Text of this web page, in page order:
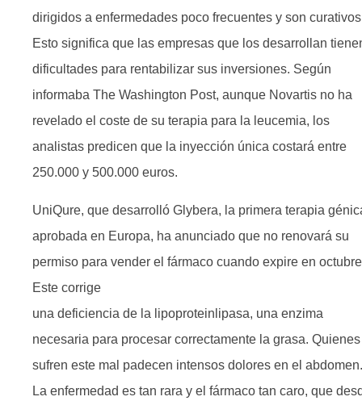
dirigidos a enfermedades poco frecuentes y son
Esto significa que las empresas que los desarrollan
dificultades para rentabilizar sus inversiones. Según
informaba The Washington Post, aunque Novartis no ha
revelado el coste de su terapia para la leucemia, los
analistas predicen que la inyección única costará entre
250.000 y 500.000 euros.
UniQure, que desarrolló Glybera, la primera terapia
aprobada en Europa, ha anunciado que no renovará su
permiso para vender el fármaco cuando expire en
Este corrige
una deficiencia de la lipoproteinlipasa, una enzima
necesaria para procesar correctamente la grasa. Quienes
sufren este mal padecen intensos dolores en el abdomen.
La enfermedad es tan rara y el fármaco tan caro, que